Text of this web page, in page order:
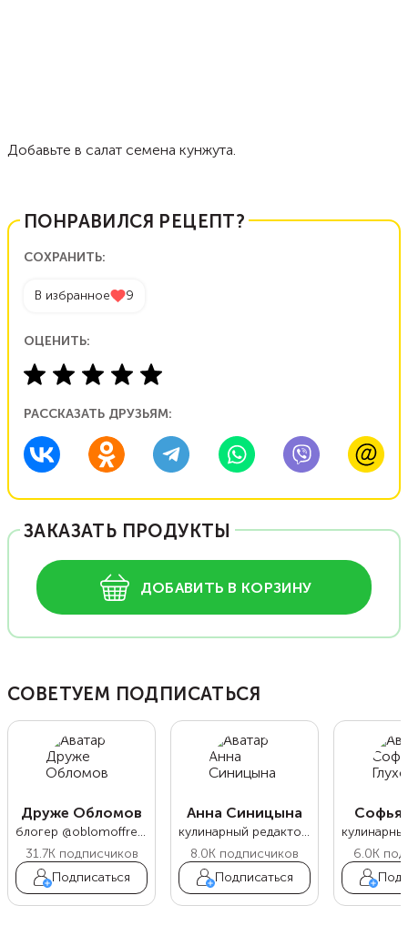
Добавьте в салат семена кунжута.
ПОНРАВИЛСЯ РЕЦЕПТ?
СОХРАНИТЬ:
В избранное 9
ОЦЕНИТЬ:
РАССКАЗАТЬ ДРУЗЬЯМ:
ЗАКАЗАТЬ ПРОДУКТЫ
ДОБАВИТЬ В КОРЗИНУ
СОВЕТУЕМ ПОДПИСАТЬСЯ
Друже Обломов
блогер @oblomoffrecipe
31.7Kподписчиков
Подписаться
Анна Синицына
кулинарный редактор Food.ru
8.0K подписчиков
Подписаться
Софья
6.0K